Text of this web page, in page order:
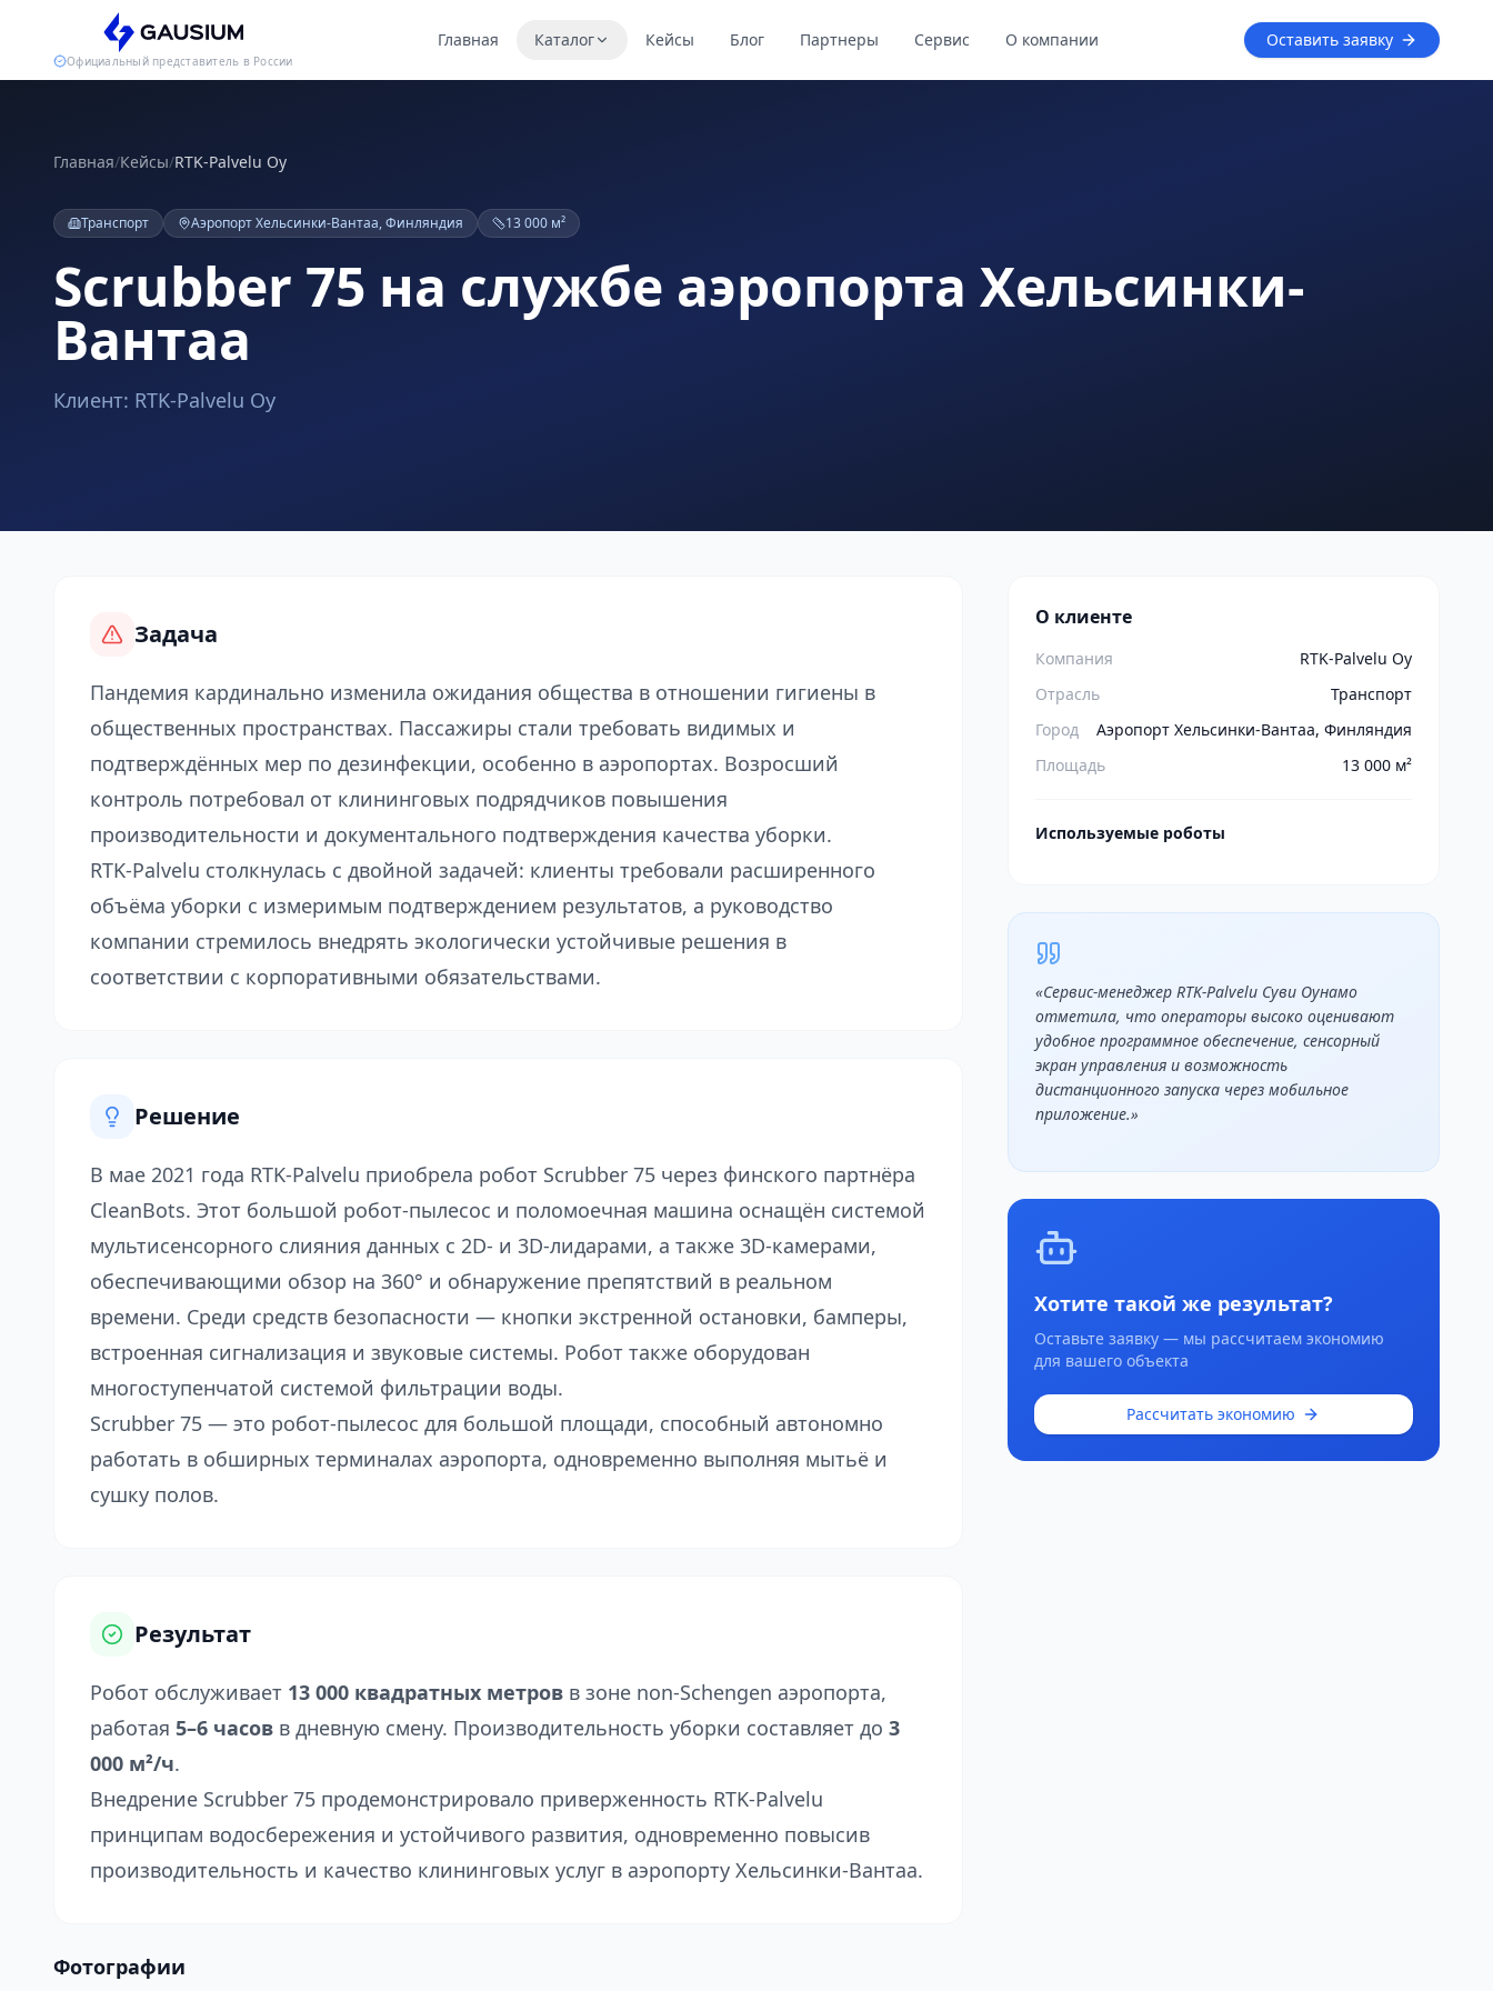
Официальный представитель в России
Главная Каталог Кейсы Блог Партнеры Сервис О компании Оставить заявку
Главная/Кейсы/RTK-Palvelu Oy
Транспорт Аэропорт Хельсинки-Вантаа, Финляндия 13 000 м²
Scrubber 75 на службе аэропорта Хельсинки-
Вантаа
Клиент: RTK-Palvelu Oy
Задача
Пандемия кардинально изменила ожидания общества в отношении гигиены в
общественных пространствах. Пассажиры стали требовать видимых и
подтверждённых мер по дезинфекции, особенно в аэропортах. Возросший
контроль потребовал от клининговых подрядчиков повышения
производительности и документального подтверждения качества уборки.
RTK-Palvelu столкнулась с двойной задачей: клиенты требовали расширенного
объёма уборки с измеримым подтверждением результатов, а руководство
компании стремилось внедрять экологически устойчивые решения в
соответствии с корпоративными обязательствами.
Решение
В мае 2021 года RTK-Palvelu приобрела робот Scrubber 75 через финского партнёра
CleanBots. Этот большой робот-пылесос и поломоечная машина оснащён системой
мультисенсорного слияния данных с 2D- и 3D-лидарами, а также 3D-камерами,
обеспечивающими обзор на 360° и обнаружение препятствий в реальном
времени. Среди средств безопасности — кнопки экстренной остановки, бамперы,
встроенная сигнализация и звуковые системы. Робот также оборудован
многоступенчатой системой фильтрации воды.
Scrubber 75 — это робот-пылесос для большой площади, способный автономно
работать в обширных терминалах аэропорта, одновременно выполняя мытьё и
сушку полов.
Результат
Робот обслуживает 13 000 квадратных метров в зоне non-Schengen аэропорта,
работая 5–6 часов в дневную смену. Производительность уборки составляет до 3
000 м²/ч.
Внедрение Scrubber 75 продемонстрировало приверженность RTK-Palvelu
принципам водосбережения и устойчивого развития, одновременно повысив
производительность и качество клининговых услуг в аэропорту Хельсинки-Вантаа.
Фотографии
О клиенте
Компания
RTK-Palvelu Oy
Отрасль
Транспорт
Город
Аэропорт Хельсинки-Вантаа, Финляндия
Площадь
13 000 м²
Используемые роботы
«Сервис-менеджер RTK-Palvelu Суви Оунамо
отметила, что операторы высоко оценивают
удобное программное обеспечение, сенсорный
экран управления и возможность
дистанционного запуска через мобильное
приложение.»
Хотите такой же результат?
Оставьте заявку — мы рассчитаем экономию
для вашего объекта
Рассчитать экономию